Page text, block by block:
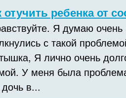
отучить ребенка от
Я думаю
с такой
Я лично очень
У меня была
в...